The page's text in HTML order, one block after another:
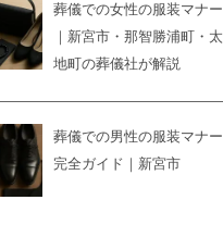
葬儀での女性の服装マナー
｜新宮市・那智勝浦町・太
地町の葬儀社が解説
葬儀での男性の服装マナー
完全ガイド｜新宮市